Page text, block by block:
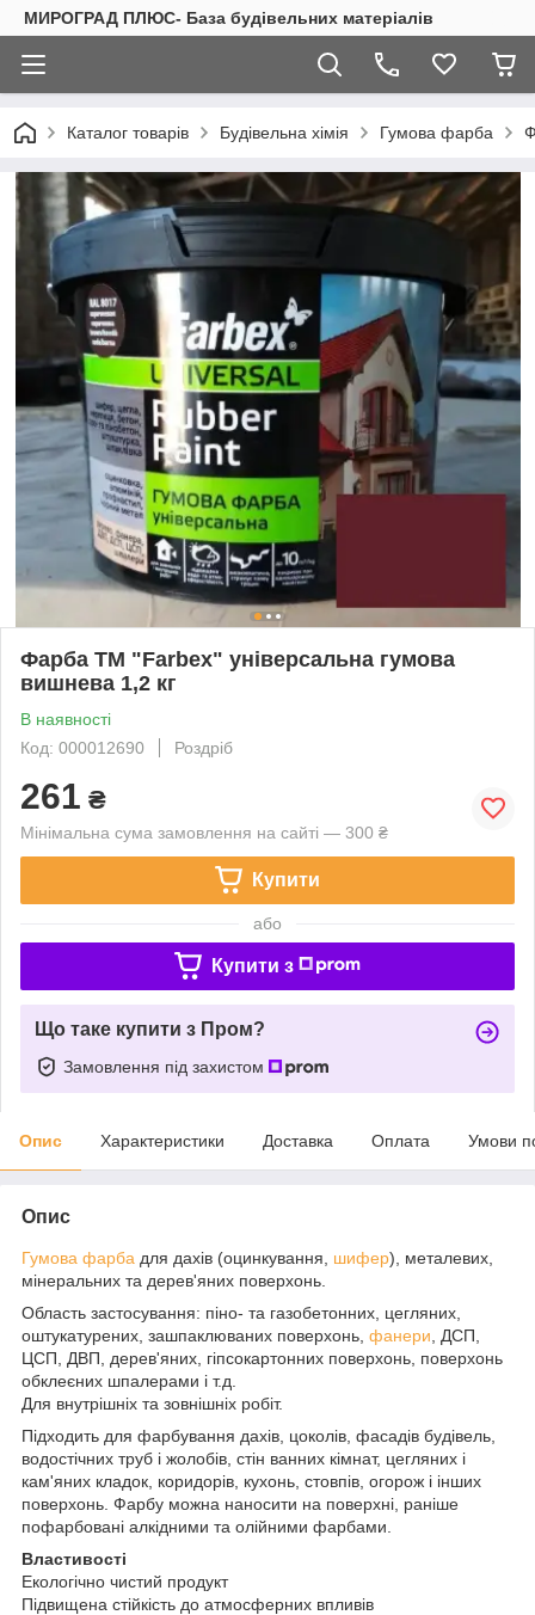
МИРОГРАД ПЛЮС- База будівельних матеріалів
Каталог товарів Будівельна хімія Гумова фарба
Фарба ТМ "Farbex" універсальна гумова
вишнева 1,2 кг
В наявності
Код: 000012690
Роздріб
261 ₴
Мінімальна сума замовлення на сайті — 300 ₴
Купити
або
Купити з
Що таке купити з Пром?
Замовлення під захистом
Опис Характеристики Доставка Оплата Умови
Опис
Гумова фарба для дахів (оцинкування, шифер), металевих,
мінеральних та дерев'яних поверхонь.
Область застосування: піно- та газобетонних, цегляних,
оштукатурених, зашпаклюваних поверхонь, фанери , ДСП,
ЦСП, ДВП, дерев'яних, гіпсокартонних поверхонь, поверхонь
обклеєних шпалерами і т.д.
Для внутрішніх та зовнішніх робіт.
Підходить для фарбування дахів, цоколів, фасадів будівель,
водостічних труб і жолобів, стін ванних кімнат, цегляних і
кам'яних кладок, коридорів, кухонь, стовпів, огорож і інших
поверхонь. Фарбу можна наносити на поверхні, раніше
пофарбовані алкідними та олійними фарбами.
Властивості
Екологічно чистий продукт
Підвищена стійкість до атмосферних впливів